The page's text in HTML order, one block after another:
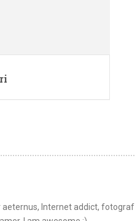
aeternus, Internet addict, fotograf